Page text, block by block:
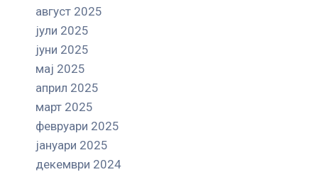
август 2025
јули 2025
јуни 2025
мај 2025
април 2025
март 2025
февруари 2025
јануари 2025
декември 2024